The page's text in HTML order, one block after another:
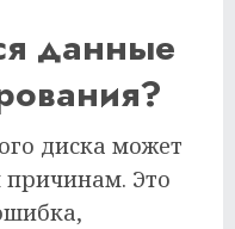
данные
диска может
Это